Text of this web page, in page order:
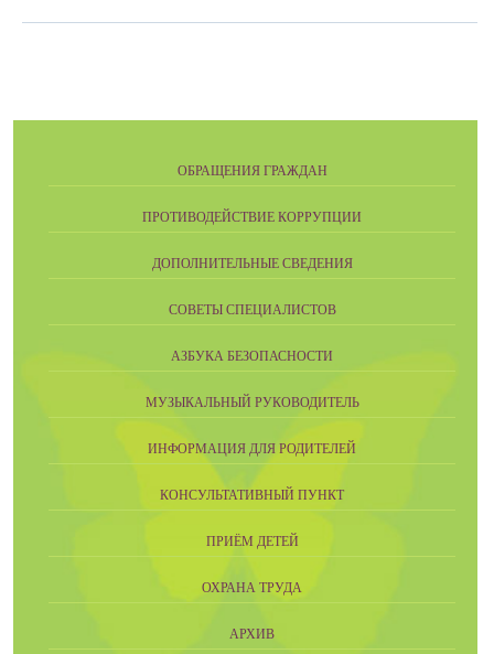
ОБРАЩЕНИЯ ГРАЖДАН
ПРОТИВОДЕЙСТВИЕ КОРРУПЦИИ
ДОПОЛНИТЕЛЬНЫЕ СВЕДЕНИЯ
СОВЕТЫ СПЕЦИАЛИСТОВ
АЗБУКА БЕЗОПАСНОСТИ
МУЗЫКАЛЬНЫЙ РУКОВОДИТЕЛЬ
ИНФОРМАЦИЯ ДЛЯ РОДИТЕЛЕЙ
КОНСУЛЬТАТИВНЫЙ ПУНКТ
ПРИЁМ ДЕТЕЙ
ОХРАНА ТРУДА
АРХИВ